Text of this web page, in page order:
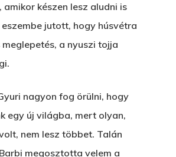
amikor készen lesz aludni is
jutott, hogy húsvétra
meglepetés, a nyuszi tojja
nagyon fog örülni, hogy
egy új világba, mert olyan,
nem lesz többet. Talán
megosztotta velem a